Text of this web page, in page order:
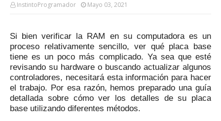
InstintoProgramador Mayo 03, 2021
Si bien verificar la RAM en su computadora es un
proceso relativamente sencillo, ver qué placa base
tiene es un poco más complicado. Ya sea que esté
revisando su hardware o buscando actualizar algunos
controladores, necesitará esta información para hacer
el trabajo. Por esa razón, hemos preparado una guía
detallada sobre cómo ver los detalles de su placa
base utilizando diferentes métodos.